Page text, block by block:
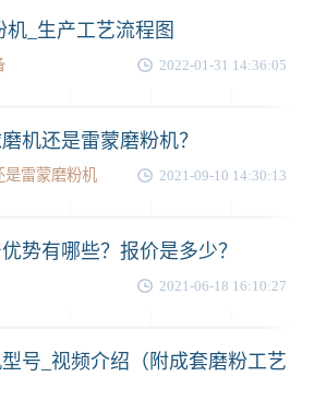
_生产工艺流程图
2022-01-31 14:36:05
机还是雷蒙磨粉机？
是雷蒙磨粉机 2021-09-10 14:30:13
势有哪些？报价是多少？
2021-06-18 16:10:27
号_视频介绍（附成套磨粉工艺